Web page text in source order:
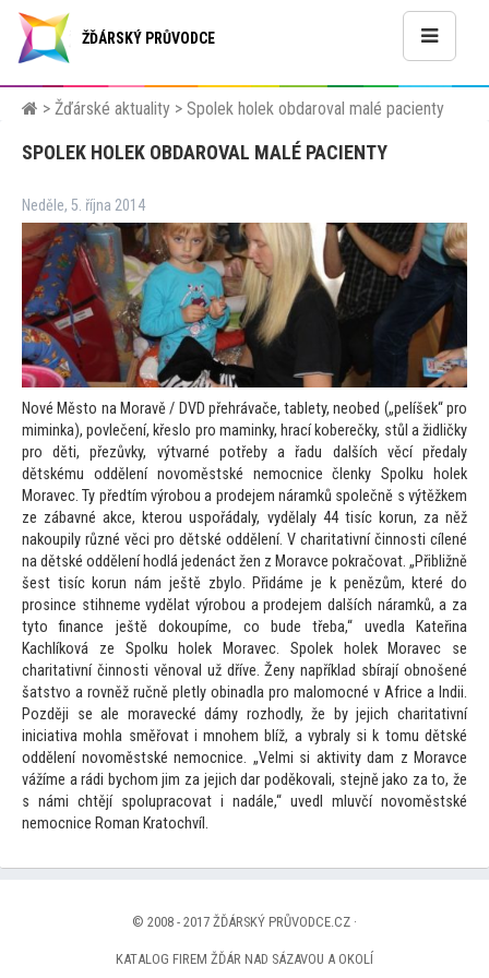
ŽĎÁRSKÝ PRŮVODCE
> Žďárské aktuality > Spolek holek obdaroval malé pacienty
SPOLEK HOLEK OBDAROVAL MALÉ PACIENTY
Neděle, 5. října 2014
Nové Město na Moravě / DVD přehrávače, tablety, neobed („pelíšek“ pro
miminka), povlečení, křeslo pro maminky, hrací koberečky, stůl a židličky
pro děti, přezůvky, výtvarné potřeby a řadu dalších věcí předaly
dětskému oddělení novoměstské nemocnice členky Spolku holek
Moravec. Ty předtím výrobou a prodejem náramků společně s výtěžkem
ze zábavné akce, kterou uspořádaly, vydělaly 44 tisíc korun, za něž
nakoupily různé věci pro dětské oddělení. V charitativní činnosti cílené
na dětské oddělení hodlá jedenáct žen z Moravce pokračovat. „Přibližně
šest tisíc korun nám ještě zbylo. Přidáme je k penězům, které do
prosince stihneme vydělat výrobou a prodejem dalších náramků, a za
tyto finance ještě dokoupíme, co bude třeba,“ uvedla Kateřina
Kachlíková ze Spolku holek Moravec. Spolek holek Moravec se
charitativní činnosti věnoval už dříve. Ženy například sbírají obnošené
šatstvo a rovněž ručně pletly obinadla pro malomocné v Africe a Indii.
Později se ale moravecké dámy rozhodly, že by jejich charitativní
iniciativa mohla směřovat i mnohem blíž, a vybraly si k tomu dětské
oddělení novoměstské nemocnice. „Velmi si aktivity dam z Moravce
vážíme a rádi bychom jim za jejich dar poděkovali, stejně jako zato, že
s námi chtějí spolupracovat i nadále,“ uvedl mluvčí novoměstské
nemocnice Roman Kratochvíl.
© 2008 - 2017 ŽĎÁRSKÝ PRŮVODCE.CZ ·
KATALOG FIREM ŽĎÁR NAD SÁZAVOU A OKOLÍ